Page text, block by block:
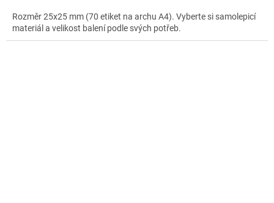
Rozměr 25x25 mm (70 etiket na archu A4). Vyberte si samolepicí
materiál a velikost balení podle svých potřeb.